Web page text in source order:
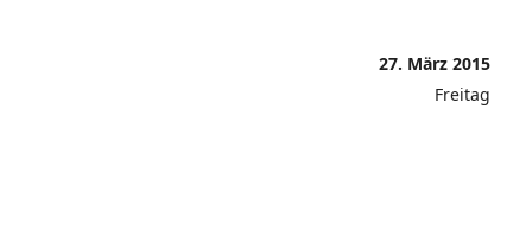
27. März 2015
Freitag